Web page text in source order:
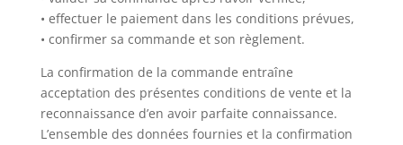
• effectuer le paiement dans les conditions prévues,
• confirmer sa commande et son règlement.
La confirmation de la commande entraîne
acceptation des présentes conditions de vente et la
reconnaissance d’en avoir parfaite connaissance.
L’ensemble des données fournies et la confirmation